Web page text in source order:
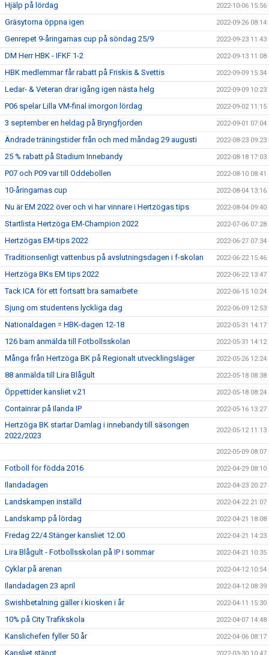
Hjälp på lördag 2022-10-06 15:56
Gräsytorna öppna igen 2022-09-26 08:14
Genrepet 9-åringarnas cup på söndag 25/9 2022-09-23 11:43
DM Herr HBK - IFKF 1-2 2022-09-13 11:08
HBK medlemmar får rabatt på Friskis & Svettis 2022-09-09 15:34
Ledar- & Veteran drar igång igen nästa helg 2022-09-09 10:23
P06 spelar Lilla VM-final imorgon lördag 2022-09-02 11:15
3 september en heldag på Bryngfjorden 2022-09-01 07:04
Ändrade träningstider från och med måndag 29 augusti 2022-08-23 09:23
25 % rabatt på Stadium Innebandy 2022-08-18 17:03
P07 och P09 var till Oddebollen 2022-08-10 08:41
10-åringarnas cup 2022-08-04 13:16
Nu är EM 2022 över och vi har vinnare i Hertzögas tips 2022-08-04 09:40
Startlista Hertzöga EM-Champion 2022 2022-07-06 07:28
Hertzögas EM-tips 2022 2022-06-27 07:34
Traditionsenligt vattenbus på avslutningsdagen i f-skolan 2022-06-22 15:46
Hertzöga BKs EM tips 2022 2022-06-22 13:47
Tack ICA för ett fortsatt bra samarbete 2022-06-15 10:24
Sjung om studentens lyckliga dag 2022-06-09 12:53
Nationaldagen = HBK-dagen 12-18 2022-05-31 14:17
126 barn anmälda till Fotbollsskolan 2022-05-31 14:12
Många från Hertzöga BK på Regionalt utvecklingsläger 2022-05-26 12:24
88 anmälda till Lira Blågult 2022-05-18 08:38
Öppettider kansliet v.21 2022-05-18 08:24
Containrar på Ilanda IP 2022-05-16 13:27
Hertzöga BK startar Damlag i innebandy till säsongen
2022/2023
2022-05-12 11:13
2022-05-09 08:07
Fotboll för födda 2016 2022-04-29 08:10
Ilandadagen 2022-04-23 20:27
Landskampen inställd 2022-04-22 21:07
Landskamp på lördag 2022-04-21 18:08
Fredag 22/4 Stänger kansliet 12.00 2022-04-21 14:23
Lira Blågult - Fotbollsskolan på IP i sommar 2022-04-21 10:35
Cyklar på arenan 2022-04-12 10:54
Ilandadagen 23 april 2022-04-12 08:39
Swishbetalning gäller i kiosken i år 2022-04-11 15:30
10% på City Trafikskola 2022-04-07 14:48
Kanslichefen fyller 50 år 2022-04-06 08:17
Kansliet stängt